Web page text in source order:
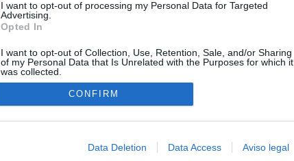
I want to opt-out of processing my Personal Data for Targeted
Advertising.
Opted In
I want to opt-out of Collection, Use, Retention, Sale, and/or Sharing
of my Personal Data that Is Unrelated with the Purposes for which it
was collected.
Opted In
CONFIRM
Data Deletion Data Access Aviso legal